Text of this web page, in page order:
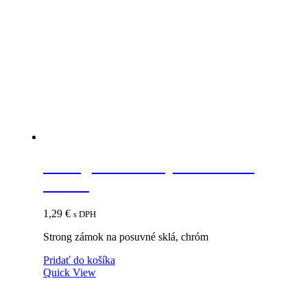
1,29 € s DPH
Strong zámok na posuvné sklá, chróm
Pridať do košíka
Quick View